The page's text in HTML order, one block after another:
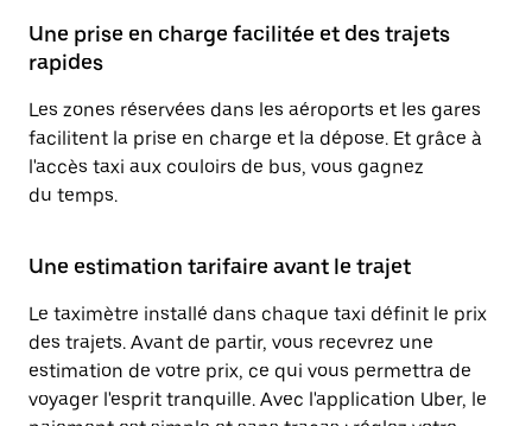
Une prise en charge facilitée et des trajets
rapides
Les zones réservées dans les aéroports et les gares
facilitent la prise en charge et la dépose. Et grâce à
l'accès taxi aux couloirs de bus, vous gagnez
du temps.
Une estimation tarifaire avant le trajet
Le taximètre installé dans chaque taxi définit le prix
des trajets. Avant de partir, vous recevrez une
estimation de votre prix, ce qui vous permettra de
voyager l'esprit tranquille. Avec l'application Uber, le